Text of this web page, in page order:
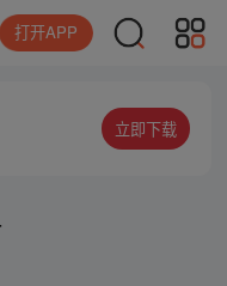
打开APP
立即下载